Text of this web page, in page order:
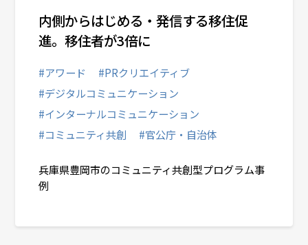
兵庫県豊岡市のコミュニティ共創型プログラム事
例
#アワード
#PRクリエイティブ
#デジタルコミュニケーション
#インターナルコミュニケーション
#コミュニティ共創
#官公庁・自治体
内側からはじめる・発信する移住促
進。移住者が3倍に